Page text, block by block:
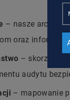
– nasze
oraz
– skorzystaj
audytu
– mapowanie